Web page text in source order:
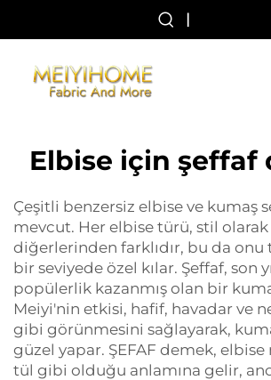
|
Elbise için şeffaf
Çeşitli benzersiz elbise ve kumaş
mevcut. Her elbise türü, stil olarak
diğerlerinden farklıdır, bu da onu
bir seviyede özel kılar. Şeffaf, son
popülerlik kazanmış olan bir
Meiyi'nin etkisi, hafif, havadar ve
gibi görünmesini sağlayarak,
güzel yapar. ŞEFAF demek,
tül gibi olduğu anlamına gelir,